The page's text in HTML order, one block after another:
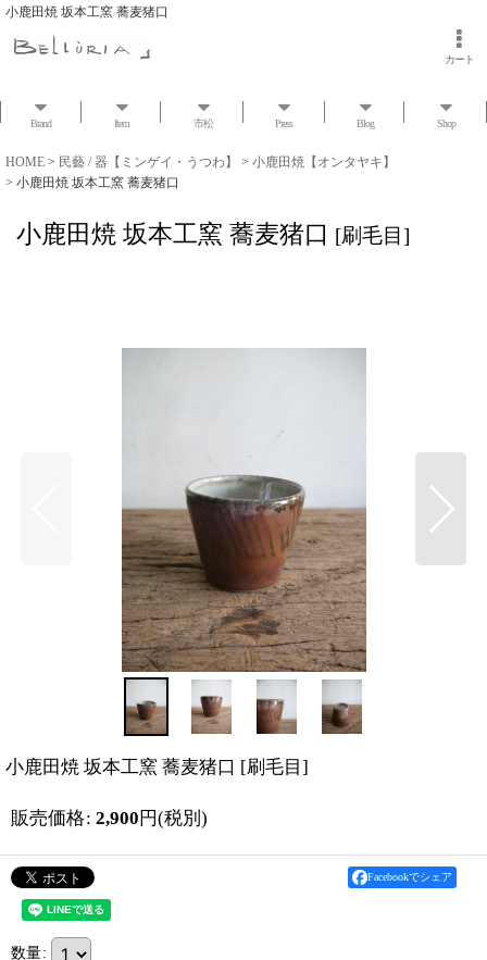
小鹿田焼 坂本工窯 蕎麦猪口
カート
Brand Item 市松 Press Blog Shop
HOME > 民藝 / 器【ミンゲイ・うつわ】 > 小鹿田焼【オンタヤキ】
> 小鹿田焼 坂本工窯 蕎麦猪口
小鹿田焼 坂本工窯 蕎麦猪口 [刷毛目 ]
小鹿田焼 坂本工窯 蕎麦猪口 [刷毛目]
販売価格: 2,900 円(税別)
Facebookでシェア
数量: